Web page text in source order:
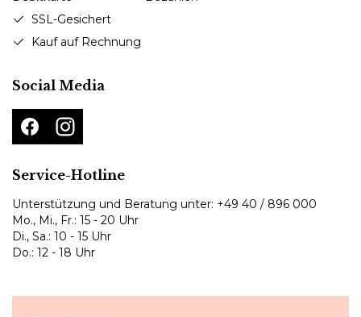
SSL-Gesichert
Kauf auf Rechnung
Social Media
Service-Hotline
Unterstützung und Beratung unter: +49 40 / 896 000
Mo., Mi., Fr.: 15 - 20 Uhr
Di., Sa.: 10 - 15 Uhr
Do.: 12 - 18 Uhr